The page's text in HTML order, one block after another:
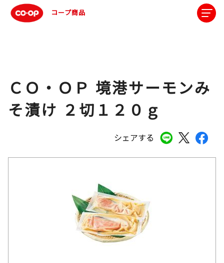
コープ商品
シェアする
ＣＯ・ＯＰ 境港サーモンみ
そ漬け ２切１２０ｇ